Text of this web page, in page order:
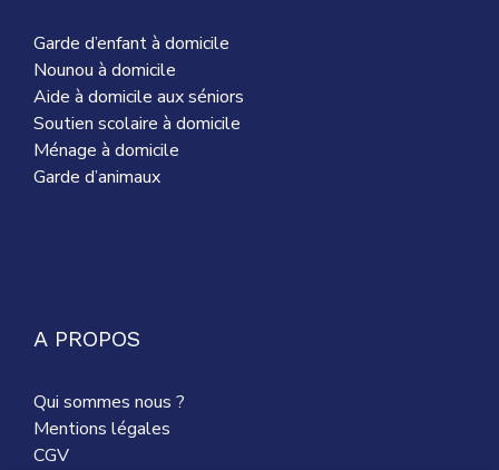
Garde d’enfant à domicile
Nounou à domicile
Aide à domicile aux séniors
Soutien scolaire à domicile
Ménage à domicile
Garde d’animaux
A PROPOS
Qui sommes nous ?
Mentions légales
CGV